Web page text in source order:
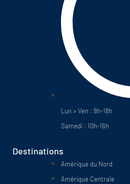
Lun > Ven : 9h-18h
Samedi : 10h-16h
Destinations
Amérique du Nord
Amérique Centrale